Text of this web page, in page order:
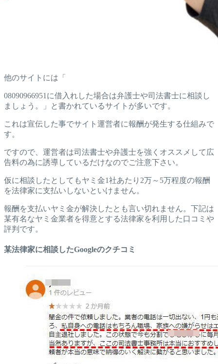
他のサイトには「
08090966951に借入れした場合は弁護士や司法書士に相談し
ましょう。」と書かれているサイトが多いです。
これは宣伝した事でサイト運営者に報酬が発生する仕組みで
す。
ですので、運営者は司法書士や弁護士を強くオススメして広
告料の為に誘導しているだけなのでご注意下さい。
仮に相談したとしてもヤミ金1社あたり2万～5万程度の報酬
を法律家に支払いしないといけません。
報酬を支払いヤミ金が解決したとも言い切れません。下記は
某有名なヤミ金業者を得意とする法律家を利用した口コミや
評判です。
某法律家に相談したGoogleのクチコミ